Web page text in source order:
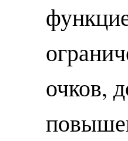
очков,